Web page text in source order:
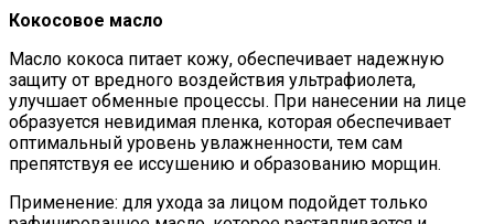
Кокосовое масло
Масло кокоса питает кожу, обеспечивает надежную
защиту от вредного воздействия ультрафиолета,
улучшает обменные процессы. При нанесении на лице
образуется невидимая пленка, которая обеспечивает
оптимальный уровень увлажненности, тем сам
препятствуя ее иссушению и образованию морщин.
Применение: для ухода за лицом подойдет только